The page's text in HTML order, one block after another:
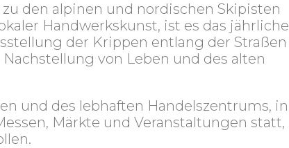
den alpinen und nordischen Skipisten
Handwerkskunst, ist es das jährliche
der Krippen entlang der Straßen
von Leben und des alten
und des lebhaften Handelszentrums, in
Märkte und Veranstaltungen statt,